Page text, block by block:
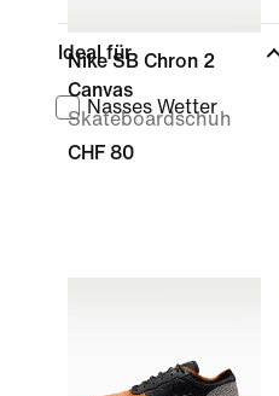
Ideal für
Nasses Wetter
Nike SB Chron 2
Canvas
Skateboardschuh
CHF 80